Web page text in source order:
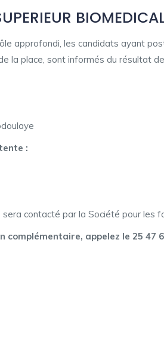
approfondi, les candidats ayant
la place, sont informés du résultat
:
contacté par la Société pour les
appelez le 25 47